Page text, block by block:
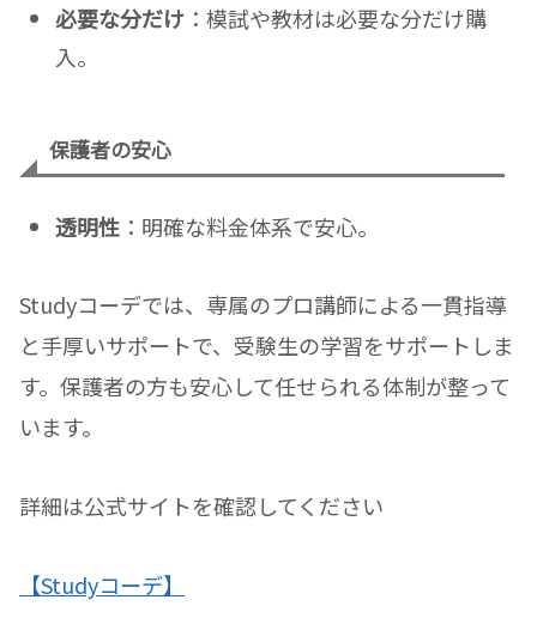
必要な分だけ ：模試や教材は必要な分だけ購
入。
保護者の安心
透明性：明確な料金体系で安心。
Studyコーデでは、専属のプロ講師による一貫指導
と手厚いサポートで、受験生の学習をサポートしま
す。保護者の方も安心して任せられる体制が整って
います。
詳細は公式サイトを確認してください
【Studyコーデ】